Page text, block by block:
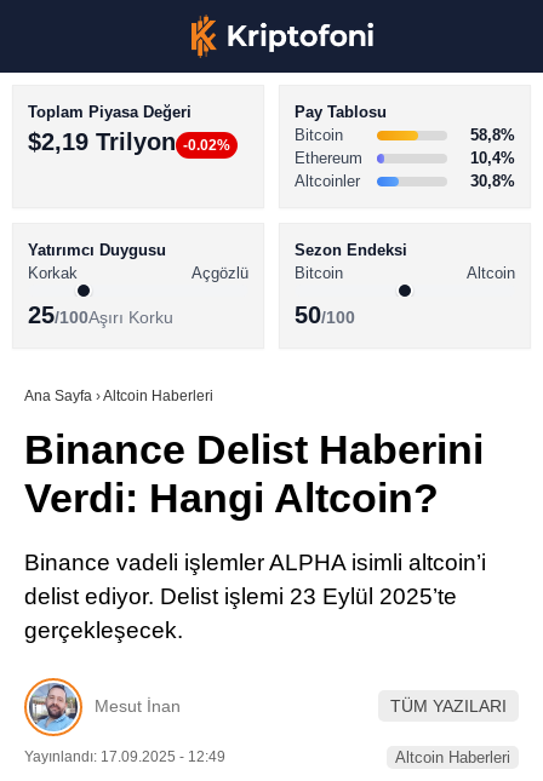
Youtube
TikTok
Pinterest
Telegram
BİTCOİN HABERLERİ
ALTCOİN HABERLERİ
SÖZLÜK
Toplam Piyasa Değeri
$2,19 Trilyon -0.02%
Pay Tablosu
Bitcoin
58,8%
Ethereum
10,4%
Altcoinler
30,8%
Yatırımcı Duygusu
Korkak
Açgözlü
25/100Aşırı Korku
Sezon Endeksi
Bitcoin
Altcoin
50/100
Ana Sayfa ›Altcoin Haberleri
Binance Delist Haberini
Verdi: Hangi Altcoin?
Binance vadeli işlemler ALPHA isimli altcoin’i
delist ediyor. Delist işlemi 23 Eylül 2025’te
gerçekleşecek.
Mesut İnan TÜM YAZILARI
Yayınlandı: 17.09.2025 - 12:49 Altcoin Haberleri